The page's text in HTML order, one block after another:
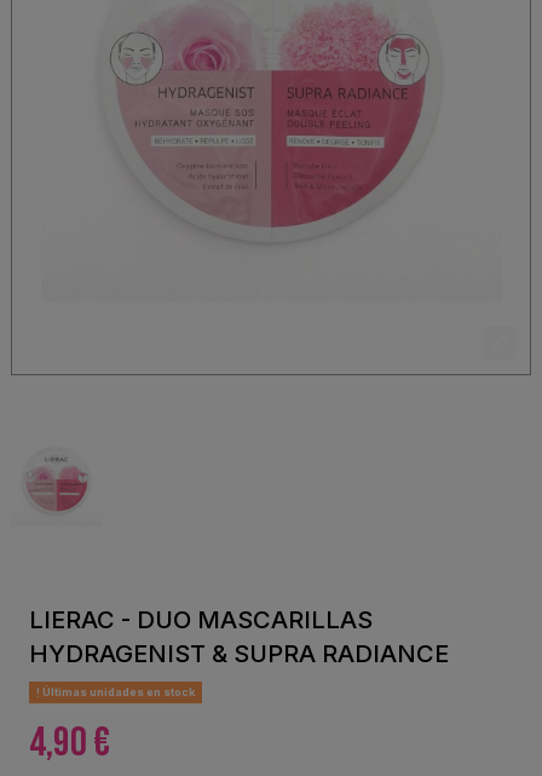
LIERAC - DUO MASCARILLAS
HYDRAGENIST & SUPRA RADIANCE
Últimas unidades en stock
4,90 €